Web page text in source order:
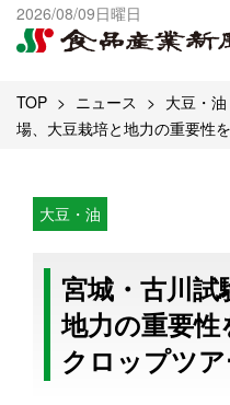
2026/08/09日曜日
出版物一覧へ
試読・購読申し込み
TOP ニュース 大豆・油
場、大豆栽培と地力の重要性
大豆・油
宮城・古川試
地力の重要
クロップツ